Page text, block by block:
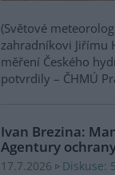
(Světové
zahradníkovi Jiřímu
měření Českého
potvrdily – ČHMÚ
Ivan Brezina:
Agentury
17.7.2026 Diskuse: